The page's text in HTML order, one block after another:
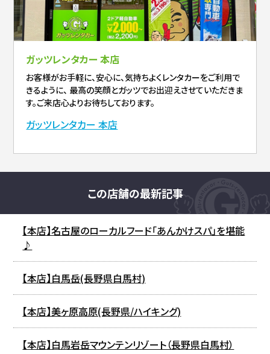
ガッツレンタカー 本店
お客様がお手軽に、安心に、気持ちよくレンタカーをご利用で
きるように、 最高の笑顔とガッツでお出迎えさせていただきま
す。ご来店心よりお待ちしております。
ガッツレンタカー 本店
この店舗の最新記事
【本店】名古屋のローカルフード「あんかけスパ」を堪能
♪
【本店】白馬岳(長野県白馬村)
【本店】美ヶ原高原(長野県/ハイキング)
【本店】白馬岩岳マウンテンリゾート（長野県白馬村）